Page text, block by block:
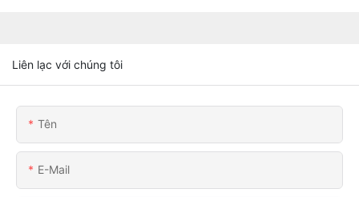
Liên lạc với chúng tôi
Tên
E-Mail